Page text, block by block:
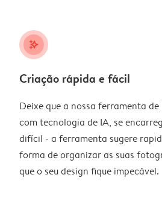
stars_plus
Criação rápida e fácil
Deixe que a nossa ferramenta
com tecnologia de IA, se
difícil - a ferramenta sugere
forma de organizar as suas
que o seu design fique impecável.